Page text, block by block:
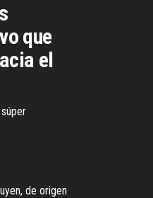
que
el
de origen